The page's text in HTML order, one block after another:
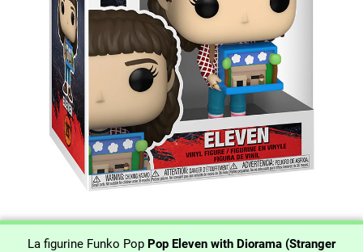
La figurine Funko Pop Pop Eleven with Diorama (Stranger